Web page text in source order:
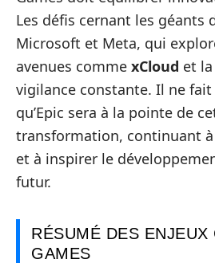
Les défis cernant les géants
Microsoft et Meta, qui
avenues comme xCloud et la
vigilance constante. Il ne
qu’Epic sera à la pointe de
transformation, continuant
et à inspirer le
futur.
RÉSUMÉ DES ENJEUX
GAMES